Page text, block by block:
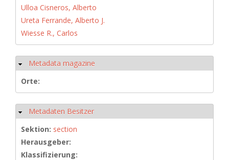
Ulloa Cisneros, Alberto
Ureta Ferrande, Alberto J.
Wiesse R., Carlos
Ausblenden
Metadata magazine
Orte:
Ausblenden
Metadaten Besitzer
Sektion: section
Herausgeber:
Klassifizierung: